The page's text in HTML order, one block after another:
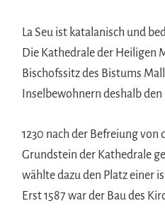
La Seu ist katalanisch und
Die Kathedrale der Heiligen
Bischofssitz des Bistums
Inselbewohnern deshalb den
1230 nach der Befreiung von
Grundstein der Kathedrale
wählte dazu den Platz einer
Erst 1587 war der Bau des